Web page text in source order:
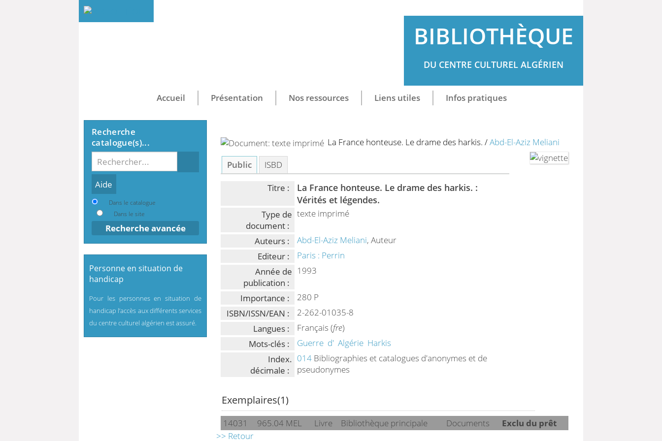
BIBLIOTHÈQUE
DU CENTRE CULTUREL ALGÉRIEN
Accueil Présentation Nos ressources Liens utiles Infos pratiques
La France honteuse. Le drame des harkis. /Abd-El-Aziz Meliani
Public
ISBD
Titre :
La France honteuse. Le drame des harkis. :
Vérités et légendes.
Type de
document :
texte imprimé
Auteurs : Abd-El-Aziz Meliani, Auteur
Editeur :
Paris : Perrin
Année de
publication :
1993
Importance :
280 P
ISBN/ISSN/EAN :
2-262-01035-8
Langues :
Français (fre)
Mots-clés :
Guerre d' Algérie Harkis
Index.
décimale :
014 Bibliographies et catalogues d'anonymes et de
pseudonymes
Exemplaires(1)
14031 965.04 MEL Livre Bibliothèque principale Documents
Exclu du prêt
>> Retour
Recherche
catalogue(s)...
Dans le catalogue
Dans le site
Recherche avancée
Personne en situation de
handicap
Pour les personnes en situation de
handicap l’accès aux différents services
du centre culturel algérien est assuré.